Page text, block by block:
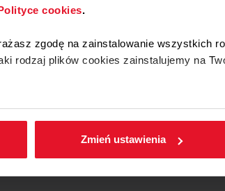
cookies.
zgodę na zainstalowanie wszystkich
rodzaj plików cookies zainstalujemy na
przez Ciebie ustawienia plików
Zmień ustawienia